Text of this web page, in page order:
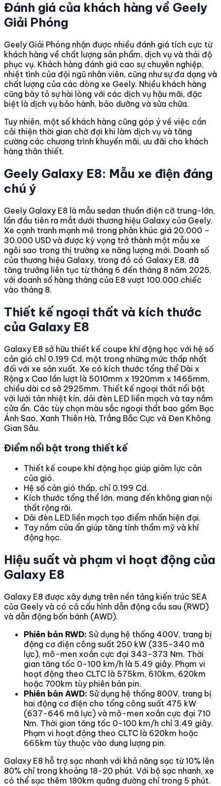
Đánh giá của khách hàng về Geely
Giải Phóng
Geely Giải Phóng nhận được nhiều đánh giá tích cực từ
khách hàng về chất lượng sản phẩm, dịch vụ và thái độ
phục vụ. Khách hàng đánh giá cao sự chuyên nghiệp,
nhiệt tình của đội ngũ nhân viên, cũng như sự đa dạng và
chất lượng của các dòng xe Geely. Nhiều khách hàng
cũng bày tỏ sự hài lòng với các dịch vụ hậu mãi, đặc
biệt là dịch vụ bảo hành, bảo dưỡng và sửa chữa.
Tuy nhiên, một số khách hàng cũng góp ý về việc cần
cải thiện thời gian chờ đợi khi làm dịch vụ và tăng
cường các chương trình khuyến mãi, ưu đãi cho khách
hàng thân thiết.
Geely Galaxy E8: Mẫu xe điện đáng
chú ý
Geely Galaxy E8 là mẫu sedan thuần điện cỡ trung-lớn,
lần đầu tiên ra mắt dưới thương hiệu Galaxy của Geely.
Xe cạnh tranh mạnh mẽ trong phân khúc giá 20.000 –
30.000 USD và được kỳ vọng trở thành một mẫu xe
ngôi sao trong thị trường xe năng lượng mới. Doanh số
của thương hiệu Galaxy, trong đó có Galaxy E8, đã
tăng trưởng liên tục từ tháng 6 đến tháng 8 năm 2025,
với doanh số hàng tháng của E8 vượt 100.000 chiếc
vào tháng 8.
Thiết kế ngoại thất và kích thước
của Galaxy E8
Galaxy E8 sở hữu thiết kế coupe khí động học với hệ số
cản gió chỉ 0.199 Cd, một trong những mức thấp nhất
đối với xe sản xuất. Xe có kích thước tổng thể Dài x
Rộng x Cao lần lượt là 5010mm x 1920mm x 1465mm,
chiều dài cơ sở 2925mm. Thiết kế ngoại thất nổi bật
với lưới tản nhiệt kín, dải đèn LED liền mạch và tay nắm
cửa ẩn. Các tùy chọn màu sắc ngoại thất bao gồm Bạc
Ánh Sao, Xanh Thiên Hà, Trắng Bắc Cực và Đen Không
Gian Sâu.
Điểm nổi bật trong thiết kế
Thiết kế coupe khí động học giúp giảm lực cản
của gió.
Hệ số cản gió thấp, chỉ 0.199 Cd.
Kích thước tổng thể lớn, mang đến không gian nội
thất rộng rãi.
Dải đèn LED liền mạch tạo điểm nhấn hiện đại.
Tay nắm cửa ẩn giúp tăng tính thẩm mỹ và khí
động học.
Hiệu suất và phạm vi hoạt động của
Galaxy E8
Galaxy E8 được xây dựng trên nền tảng kiến trúc SEA
của Geely và có cả cấu hình dẫn động cầu sau (RWD)
và dẫn động bốn bánh (AWD).
Phiên bản RWD: Sử dụng hệ thống 400V, trang bị
động cơ điện công suất 250 kW (335-340 mã
lực), mô-men xoắn cực đại 343-373 Nm. Thời
gian tăng tốc 0-100 km/h là 5.49 giây. Phạm vi
hoạt động theo CLTC là 575km, 610km, 620km
hoặc 700km tùy phiên bản pin.
Phiên bản AWD: Sử dụng hệ thống 800V, trang bị
hai động cơ điện cho tổng công suất 475 kW
(637-646 mã lực) và mô-men xoắn cực đại 710
Nm. Thời gian tăng tốc 0-100 km/h chỉ 3.49 giây.
Phạm vi hoạt động theo CLTC là 620km hoặc
665km tùy thuộc vào dung lượng pin.
Galaxy E8 hỗ trợ sạc nhanh với khả năng sạc từ 10% lên
80% chỉ trong khoảng 18-20 phút. Với bộ sạc nhanh, xe
có thể sạc thêm 180km quãng đường chỉ trong 5 phút.